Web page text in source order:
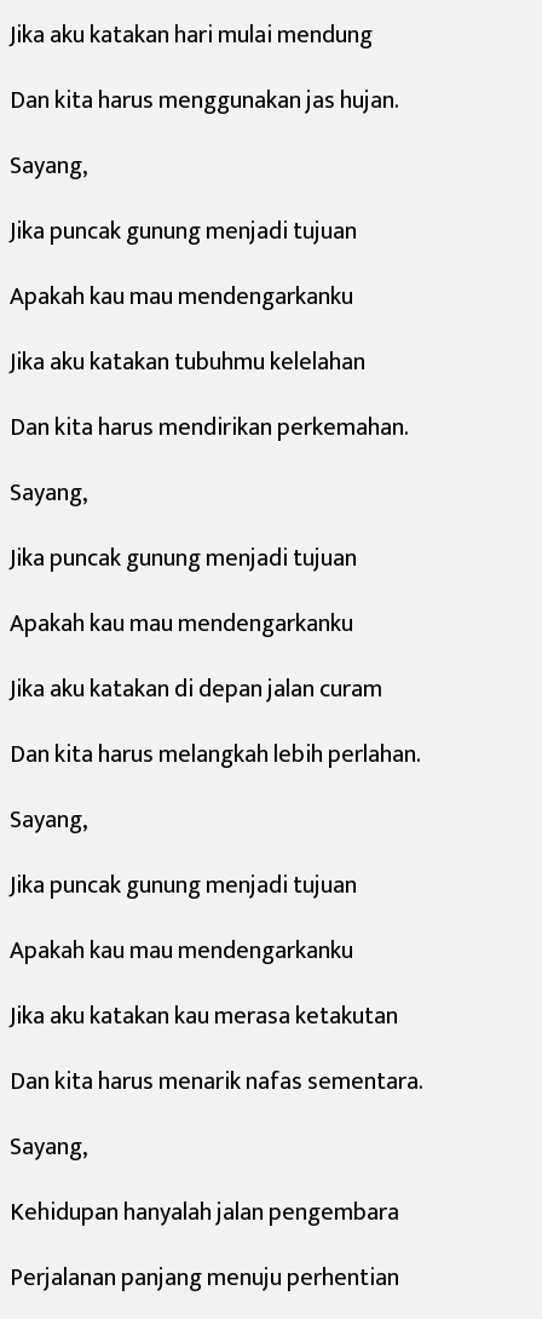
Jika aku katakan hari mulai mendung
Dan kita harus menggunakan jas hujan.
Sayang,
Jika puncak gunung menjadi tujuan
Apakah kau mau mendengarkanku
Jika aku katakan tubuhmu kelelahan
Dan kita harus mendirikan perkemahan.
Sayang,
Jika puncak gunung menjadi tujuan
Apakah kau mau mendengarkanku
Jika aku katakan di depan jalan curam
Dan kita harus melangkah lebih perlahan.
Sayang,
Jika puncak gunung menjadi tujuan
Apakah kau mau mendengarkanku
Jika aku katakan kau merasa ketakutan
Dan kita harus menarik nafas sementara.
Sayang,
Kehidupan hanyalah jalan pengembara
Perjalanan panjang menuju perhentian